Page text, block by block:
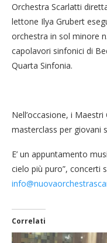
Orchestra Scarlatti
lettone Ilya Grubert
orchestra in sol minore
capolavori sinfonici di
Quarta Sinfonia.
Nell’occasione, i
masterclass per giovani
E’ un appuntamento
cielo più puro”, concerti
Correlati